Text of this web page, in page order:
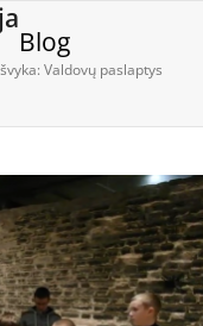
Blog
Valdovų paslaptys